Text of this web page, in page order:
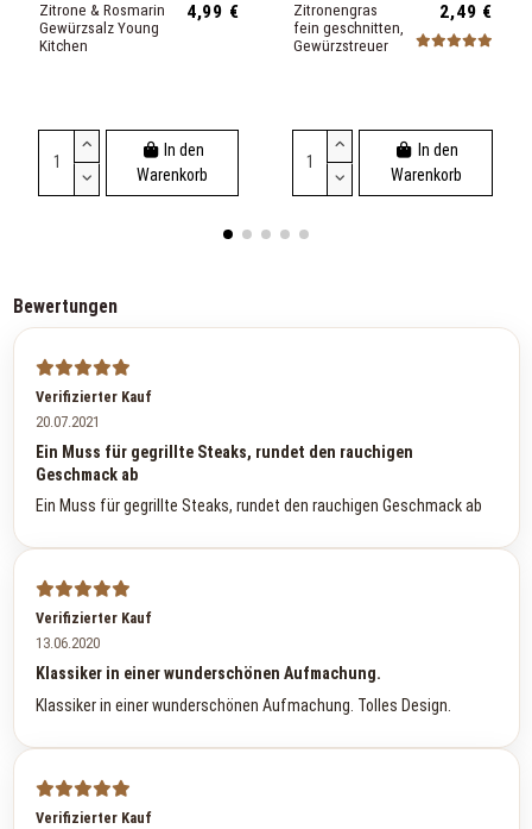
Zitrone & Rosmarin
Gewürzsalz Young
Kitchen
4,99 €
In den
Warenkorb
Zitronengras
fein geschnitten,
Gewürzstreuer
2,49 €
In den
Warenkorb
Bewertungen
Verifizierter Kauf
20.07.2021
Ein Muss für gegrillte Steaks, rundet den rauchigen
Geschmack ab
Ein Muss für gegrillte Steaks, rundet den rauchigen Geschmack ab
Verifizierter Kauf
13.06.2020
Klassiker in einer wunderschönen Aufmachung.
Klassiker in einer wunderschönen Aufmachung. Tolles Design.
Verifizierter Kauf